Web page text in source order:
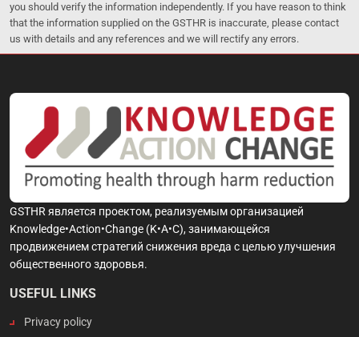
you should verify the information independently. If you have reason to think
that the information supplied on the GSTHR is inaccurate, please contact
us with details and any references and we will rectify any errors.
GSTHR является проектом, реализуемым организацией
Knowledge•Action•Change (K•A•C), занимающейся
продвижением стратегий снижения вреда с целью улучшения
общественного здоровья.
USEFUL LINKS
Privacy policy